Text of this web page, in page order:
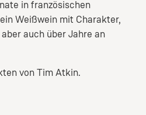
in französischen
Weißwein mit Charakter,
auch über Jahre an
von Tim Atkin.